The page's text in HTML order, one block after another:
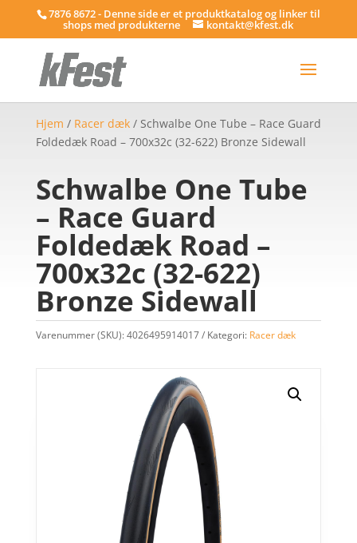
7876 8672 - Denne side er et produktkatalog og linker til
shops med produkterne kontakt@kfest.dk
Hjem / Racer dæk/ Schwalbe One Tube – Race Guard
Foldedæk Road – 700x32c (32-622) Bronze Sidewall
Schwalbe One Tube
– Race Guard
Foldedæk Road –
700x32c (32-622)
Bronze Sidewall
Varenummer (SKU):4026495914017 Kategori: Racer dæk